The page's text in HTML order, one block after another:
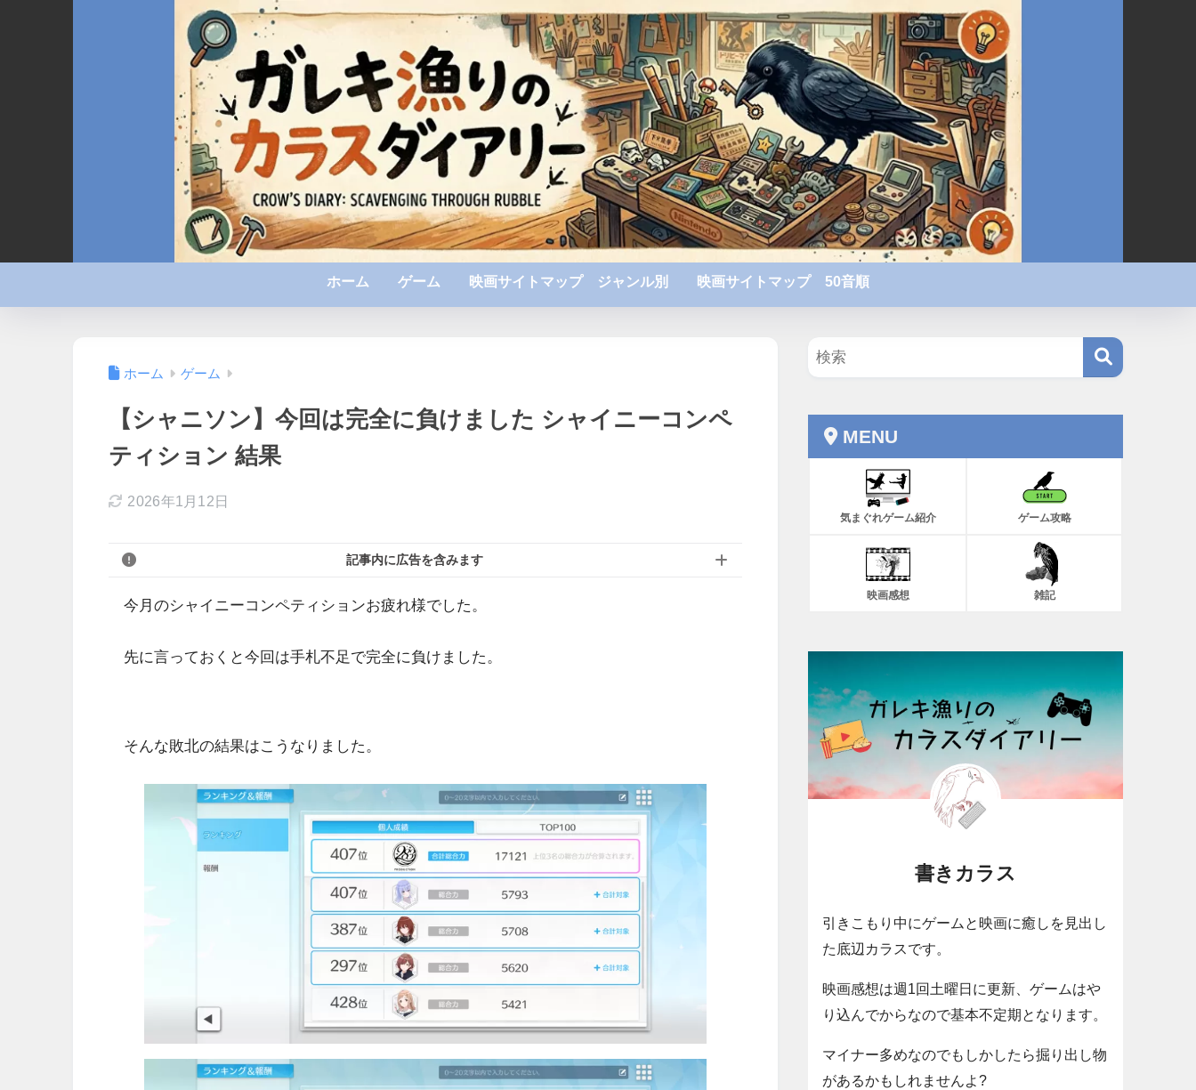
ホーム ゲーム 映画サイトマップ ジャンル別 映画サイトマップ 50音順
ホーム ゲーム
【シャニソン】今回は完全に負けました シャイニーコンペ
ティション 結果
2026年1月12日
記事内に広告を含みます
今月のシャイニーコンペティションお疲れ様でした。
先に言っておくと今回は手札不足で完全に負けました。
そんな敗北の結果はこうなりました。
MENU
気まぐれゲーム紹介 ゲーム攻略
映画感想 雑記
書きカラス
引きこもり中にゲームと映画に癒しを見出し
た底辺カラスです。
映画感想は週1回土曜日に更新、ゲームはや
り込んでからなので基本不定期となります。
マイナー多めなのでもしかしたら掘り出し物
があるかもしれませんよ?